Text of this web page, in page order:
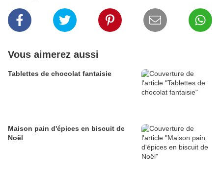
Vous aimerez aussi
Tablettes de chocolat fantaisie
Maison pain d'épices en biscuit de
Noël